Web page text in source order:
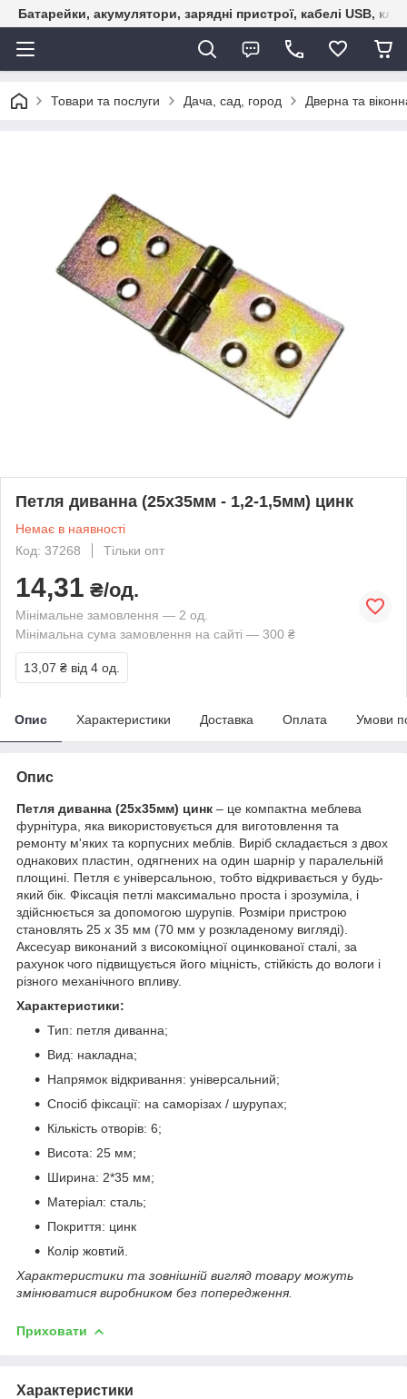
Батарейки, акумулятори, зарядні пристрої, кабелі USB,
Товари та послуги Дача, сад, город Дверна та
Петля диванна (25х35мм - 1,2-1,5мм) цинк
Немає в наявності
Код: 37268
Тільки опт
14,31 ₴/од.
Мінімальне замовлення — 2 од.
Мінімальна сума замовлення на сайті — 300 ₴
13,07 ₴ від 4 од.
Опис Характеристики Доставка Оплата Умови
Опис
Петля диванна (25х35мм) цинк – це компактна меблева
фурнітура, яка використовується для виготовлення та
ремонту м'яких та корпусних меблів. Виріб складається з двох
однакових пластин, одягнених на один шарнір у паралельній
площині. Петля є універсальною, тобто відкривається у будь-
який бік. Фіксація петлі максимально проста і зрозуміла, і
здійснюється за допомогою шурупів. Розміри пристрою
становлять 25 х 35 мм (70 мм у розкладеному вигляді).
Аксесуар виконаний з високоміцної оцинкованої сталі, за
рахунок чого підвищується його міцність, стійкість до вологи і
різного механічного впливу.
Характеристики:
Тип: петля диванна;
Вид: накладна;
Напрямок відкривання: універсальний;
Спосіб фіксації: на саморізах / шурупах;
Кількість отворів: 6;
Висота: 25 мм;
Ширина: 2*35 мм;
Матеріал: сталь;
Покриття: цинк
Колір жовтий.
Характеристики та зовнішній вигляд товару можуть
змінюватися виробником без попередження.
Приховати
Характеристики